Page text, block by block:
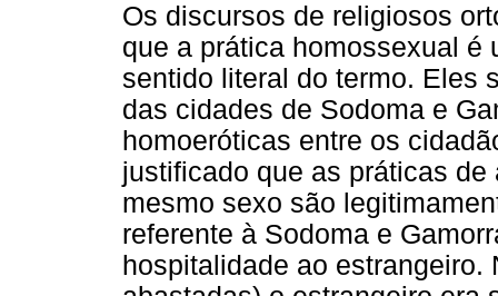
Os discursos de religiosos
que a prática homossexual é
sentido literal do termo. Eles
das cidades de Sodoma e
homoeróticas entre os
justificado que as práticas
mesmo sexo são
referente à Sodoma e
hospitalidade ao